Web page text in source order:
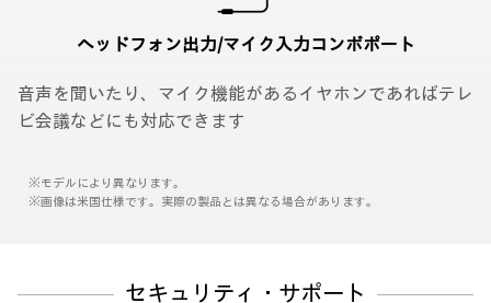
ヘッドフォン出力/マイク入力コンボポート
音声を聞いたり、マイク機能があるイヤホンであればテレ
ビ会議などにも対応できます
※モデルにより異なります。
※画像は米国仕様です。実際の製品とは異なる場合があります。
セキュリティ・サポート